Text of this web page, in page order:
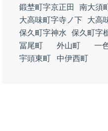
鍛埜町字京正田
南大須
大高味町字寺ノ下
大高
保久町字神水
保久町字
冨尾町
外山町 一
宇頭東町
中伊西町